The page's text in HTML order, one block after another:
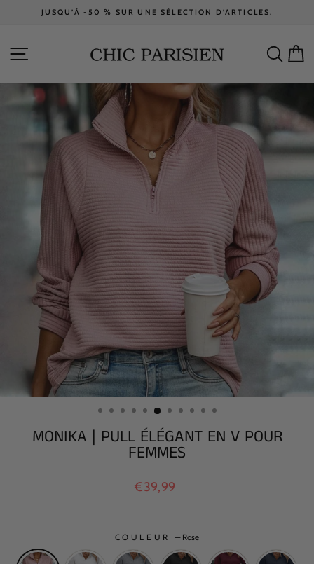
JUSQU’À -50 % SUR UNE SÉLECTION D’ARTICLES.
MONIKA | PULL ÉLÉGANT EN V POUR
FEMMES
Prix
€39,99
COULEUR— Rose